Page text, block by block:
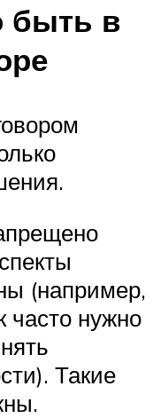
быть в
(например,
часто нужно
Такие